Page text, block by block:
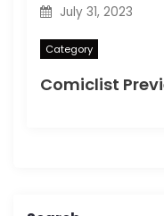
July 31, 2023
Category